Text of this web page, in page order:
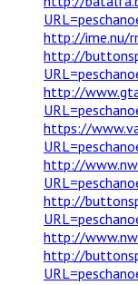
http://ime.nu/
http://
http://
https://
http://
http://
http://
http://